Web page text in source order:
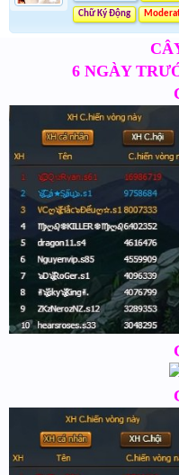
Chữ Ký Động
6 NGÀY